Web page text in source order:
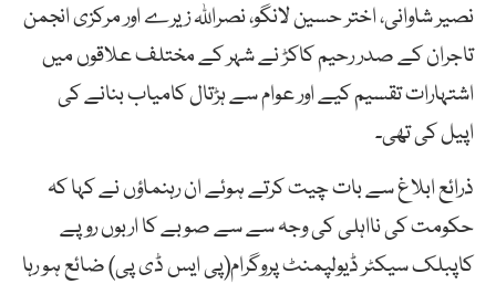
نصیر شاوانی، اختر حسین لانگو، نصراللہ زیرے اور مرکزی انجمن
تاجران کے صدر رحیم کاکڑ نے شہر کے مختلف علاقوں میں
اشتہارات تقسیم کیے اور عوام سے ہڑتال کامیاب بنانے کی
اپیل کی تھی۔
ذرائع ابلاغ سے بات چیت کرتے ہوئے ان رہنماؤں نے کہا کہ
حکومت کی نااہلی کی وجہ سے سے صوبے کا اربوں روپے
کاپبلک سیکٹر ڈیولپمنٹ پروگرام(پی ایس ڈی پی) ضائع ہو رہا